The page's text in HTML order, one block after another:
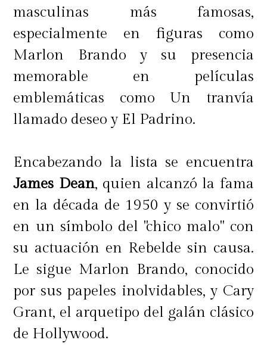
masculinas más famosas,
especialmente en figuras como
Marlon Brando y su presencia
memorable en películas
emblemáticas como Un tranvía
llamado deseo y El Padrino.
Encabezando la lista se encuentra
James Dean, quien alcanzó la fama
en la década de 1950 y se convirtió
en un símbolo del "chico malo" con
su actuación en Rebelde sin causa.
Le sigue Marlon Brando, conocido
por sus papeles inolvidables, y Cary
Grant, el arquetipo del galán clásico
de Hollywood.